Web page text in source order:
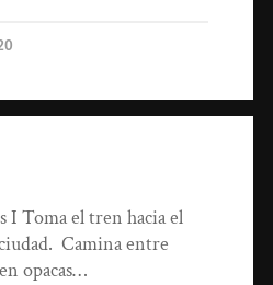
I Toma el tren hacia el
Camina entre
opacas…